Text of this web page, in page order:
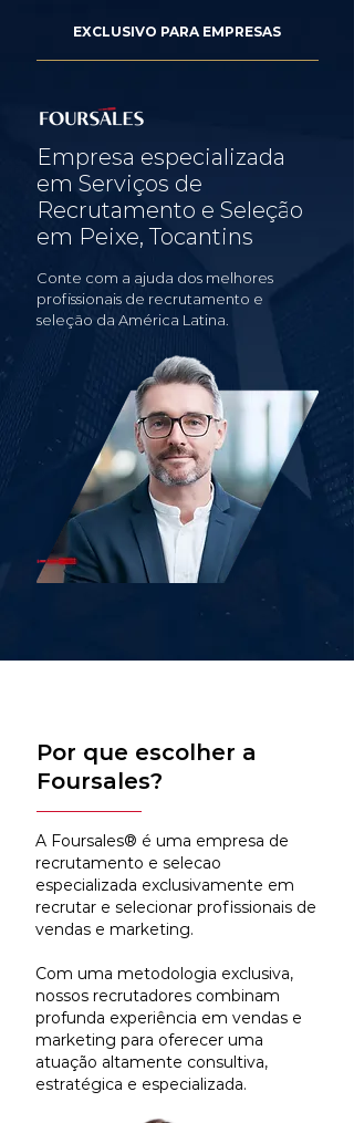
EXCLUSIVO PARA EMPRESAS
Empresa especializada
em Serviços de
Recrutamento e Seleção
em Peixe, Tocantins
Conte com a ajuda dos melhores
profissionais de recrutamento e
seleção da América Latina.
Por que escolher a
Foursales?
A Foursales® é uma empresa de
recrutamento e selecao
especializada exclusivamente em
recrutar e selecionar profissionais de
vendas e marketing.
Com uma metodologia exclusiva,
nossos recrutadores combinam
profunda experiência em vendas e
marketing para oferecer uma
atuação altamente consultiva,
estratégica e especializada.